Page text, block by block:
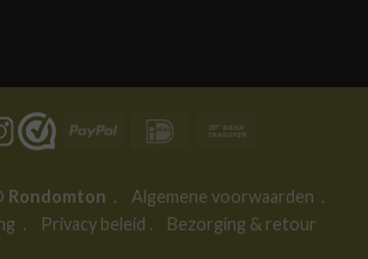
PayPal IDeal
Rondomton . Algemene voorwaarden .
. Privacy beleid . Bezorging & retour